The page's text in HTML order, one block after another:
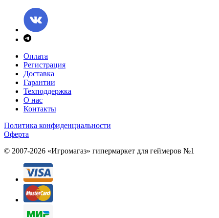
Оплата
Регистрация
Доставка
Гарантии
Техподдержка
О нас
Контакты
Политика конфиденциальности
Оферта
© 2007-2026 «Игромагаз» гипермаркет для геймеров №1